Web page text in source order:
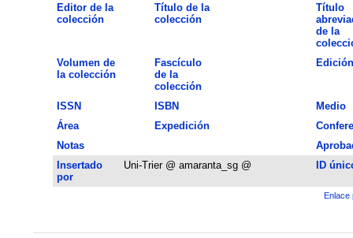
Editor de la
colección
Título de la
colección
Título
de la
Volumen de
la colección
Fascículo
de la
colección
Edición
ISSN ISBN
Medio
Área
Expedición
Notas
Insertado
por
Uni-Trier @ amaranta_sg @ ID
Enlace